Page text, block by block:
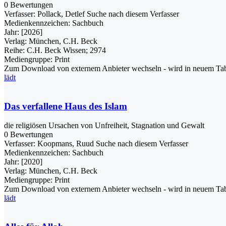
0 Bewertungen
Verfasser: Pollack, Detlef Suche nach diesem Verfasser
Medienkennzeichen: Sachbuch
Jahr: [2026]
Verlag: München, C.H. Beck
Reihe: C.H. Beck Wissen; 2974
Mediengruppe: Print
Zum Download von externem Anbieter wechseln - wird in neuem
lädt
Das verfallene Haus des Islam
die religiösen Ursachen von Unfreiheit, Stagnation und Gewalt
0 Bewertungen
Verfasser: Koopmans, Ruud Suche nach diesem Verfasser
Medienkennzeichen: Sachbuch
Jahr: [2020]
Verlag: München, C.H. Beck
Mediengruppe: Print
Zum Download von externem Anbieter wechseln - wird in neuem
lädt